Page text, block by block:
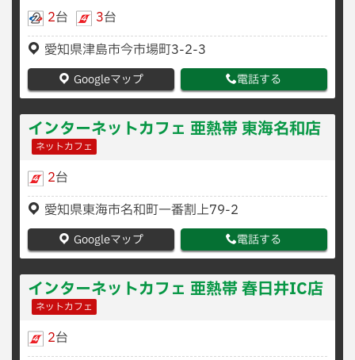
2台 3台
愛知県津島市今市場町3-2-3
Googleマップ 電話する
インターネットカフェ 亜熱帯 東海名和店
ネットカフェ
2台
愛知県東海市名和町一番割上79-2
Googleマップ 電話する
インターネットカフェ 亜熱帯 春日井IC店
ネットカフェ
2台